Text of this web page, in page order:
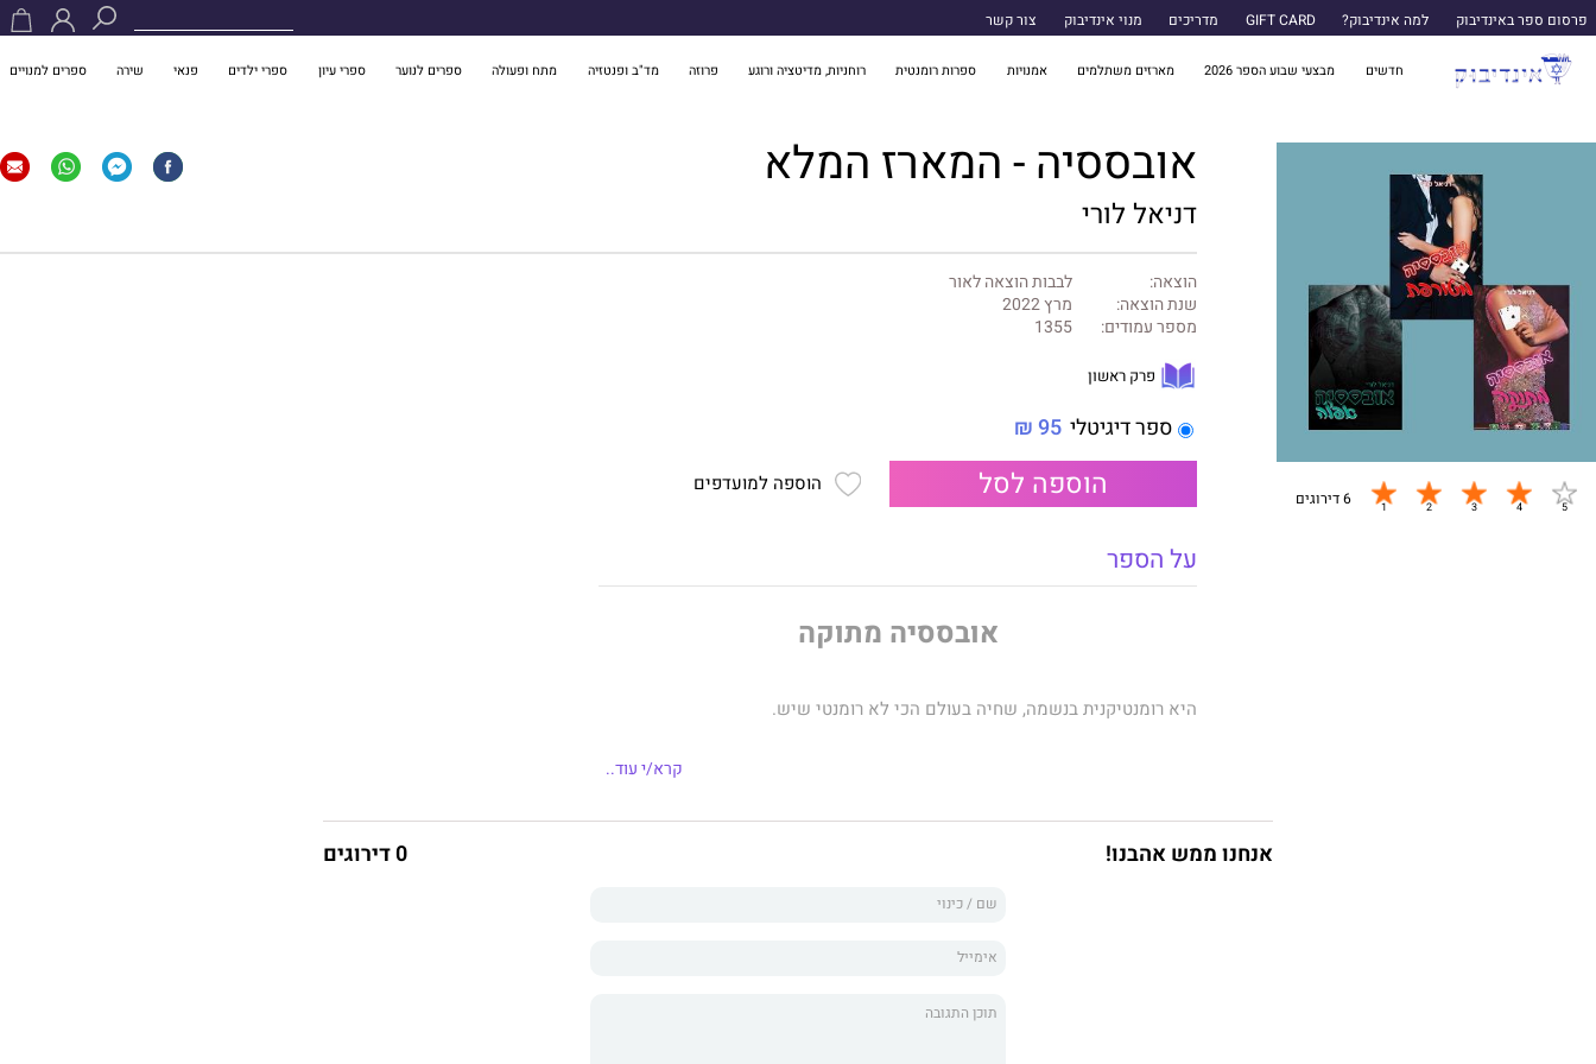
פרסום ספר באינדיבוק למה אינדיבוק? GIFT CARD מדריכים מנוי אינדיבוק צור קשר
חדשים מבצעי שבוע הספר 2026 מארזים משתלמים אמנויות ספרות רומנטית רוחניות, מדיטציה ורוגע פרוזה מד"ב ופנטזיה מתח ופעולה ספרים לנוער ספרי עיון ספרי ילדים פנאי שירה ספרים למנויים
6 דירוגים
אובססיה - המארז המלא
דניאל לורי
הוצאה:
לבבות הוצאה לאור
שנת הוצאה:
מרץ 2022
מספר עמודים:
1355
פרק ראשון
ספר דיגיטלי 95 ₪
הוספה לסל הוספה למועדפים
על הספר
אובססיה מתוקה
היא רומנטיקנית בנשמה, שחיה בעולם הכי לא רומנטי שיש.
אלנה מכונה "אבלי המתוקה" בזכות אישיותה הנעימה – היא מחייכת לכל אחד
ליתר דיוק, הייתה.
עכשיו היא רואה במראה רק את הדם המכתים את ידיה.
אומרים שרושם ראשוני קובע הכול...
במים העכורים של העולם התחתון של ניו־יורק, אחותה של אלנה משודכת להינשא
קרא/י עוד..
אנחנו ממש אהבנו! 0 דירוגים